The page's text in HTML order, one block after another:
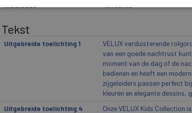
Kleurcode 4576SWL
Tekst
Uitgebreide toelichting 1
VELUX verduisterende
van een goede nachtrust
moment van de dag of de
bedienen en heeft een
zijgeleiders passen perfect
kleuren en elegante dessins,
Uitgebreide toelichting 4
Onze VELUX Kids Collection